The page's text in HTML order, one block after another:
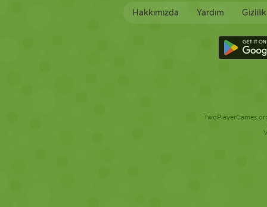
Hakkımızda Yardım